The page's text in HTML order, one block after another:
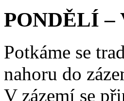
PONDĚLÍ –
Potkáme se
nahoru do
V zázemí se